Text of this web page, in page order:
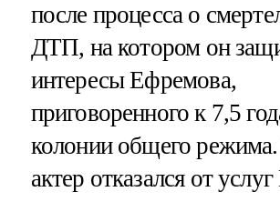
после процесса о
ДТП, на котором он
интересы Ефремова,
приговоренного к 7,5
колонии общего
актер отказался от